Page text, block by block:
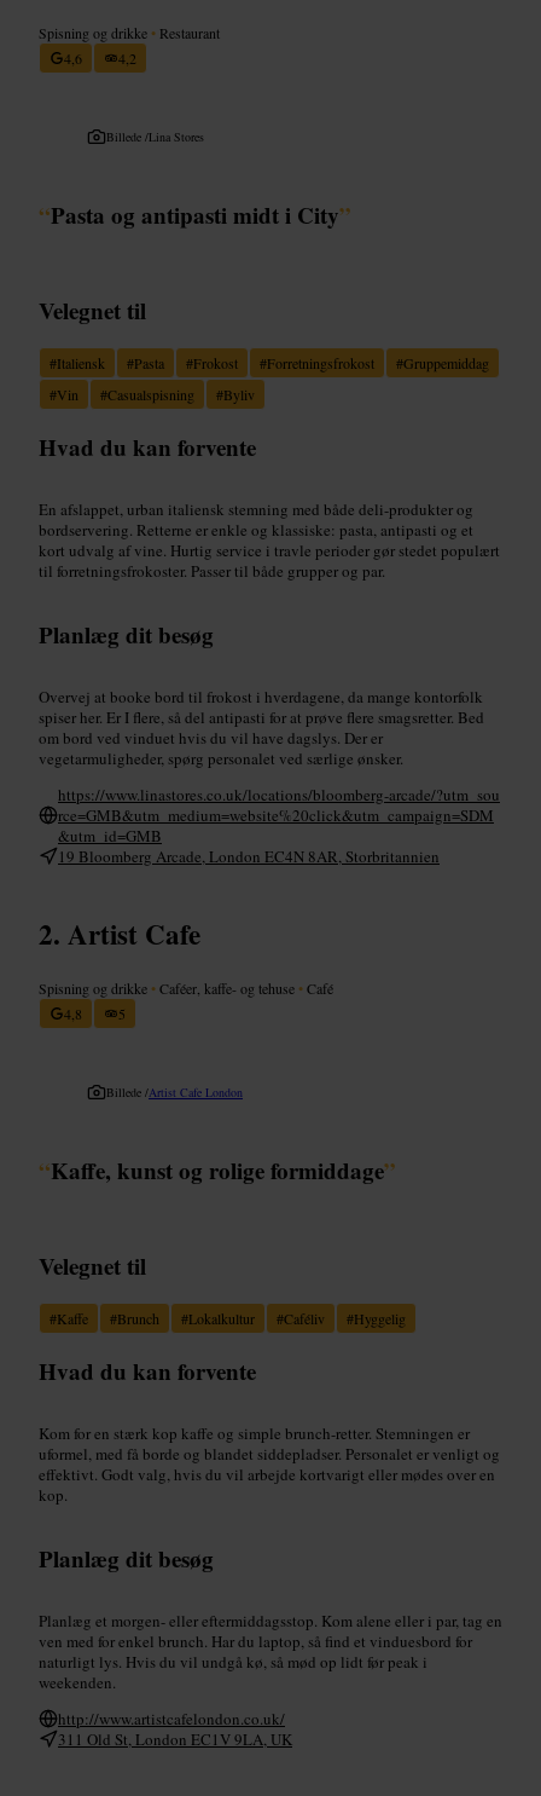
Spisning og drikke • Restaurant
4,6
4,2
Billede /Lina Stores
“Pasta og antipasti midt i City”
Velegnet til
#Italiensk #Pasta #Frokost #Forretningsfrokost #Gruppemiddag
#Vin #Casualspisning #Byliv
Hvad du kan forvente
En afslappet, urban italiensk stemning med både deli-produkter og
bordservering. Retterne er enkle og klassiske: pasta, antipasti og et
kort udvalg af vine. Hurtig service i travle perioder gør stedet populært
til forretningsfrokoster. Passer til både grupper og par.
Planlæg dit besøg
Overvej at booke bord til frokost i hverdagene, da mange kontorfolk
spiser her. Er I flere, så del antipasti for at prøve flere smagsretter. Bed
om bord ved vinduet hvis du vil have dagslys. Der er
vegetarmuligheder, spørg personalet ved særlige ønsker.
https://www.linastores.co.uk/locations/bloomberg-arcade/?utm_sou
rce=GMB&utm_medium=website%20click&utm_campaign=SDM
&utm_id=GMB
19 Bloomberg Arcade, London EC4N 8AR, Storbritannien
Artist Cafe
Spisning og drikke •Caféer, kaffe- og tehuse •Café
4,8
5
Billede /Artist Cafe London
“Kaffe, kunst og rolige formiddage”
Velegnet til
#Kaffe #Brunch #Lokalkultur #Caféliv #Hyggelig
Hvad du kan forvente
Kom for en stærk kop kaffe og simple brunch-retter. Stemningen er
uformel, med få borde og blandet siddepladser. Personalet er venligt og
effektivt. Godt valg, hvis du vil arbejde kortvarigt eller mødes over en
kop.
Planlæg dit besøg
Planlæg et morgen- eller eftermiddagsstop. Kom alene eller i par, tag en
ven med for enkel brunch. Har du laptop, så find et vinduesbord for
naturligt lys. Hvis du vil undgå kø, så mød op lidt før peak i
weekenden.
http://www.artistcafelondon.co.uk/
311 Old St, London EC1V 9LA, UK